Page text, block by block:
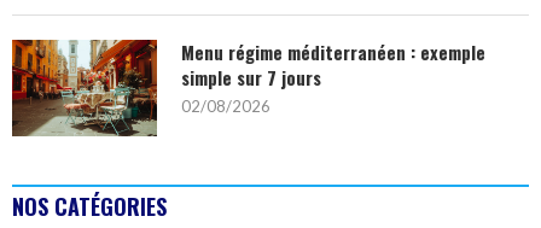
Menu régime méditerranéen : exemple
simple sur 7 jours
02/08/2026
NOS CATÉGORIES